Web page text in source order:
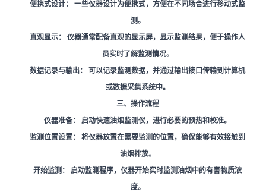
便携式设计：
一些仪器设计为便携式，方便在不同场合进行移动式监
测。
直观显示：
仪器通常配备直观的显示屏，显示监测结果，便于操作人
员实时了解监测情况。
数据记录与输出：
可以记录监测数据，并通过输出接口传输到计算机
或数据采集系统中。
三、操作流程
仪器准备：
启动快速油烟监测仪，进行必要的预热和校准。
监测位置设置：
将仪器放置在需要监测的位置，确保能够有效接触到
油烟排放。
开始监测：
启动监测程序，仪器开始实时监测油烟中的有害物质浓
度。